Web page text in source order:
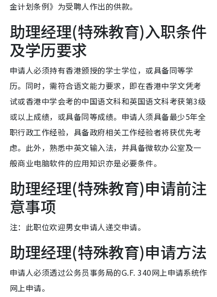
金计划条例》为受聘人作出的供款。
助理经理(特殊教育)入职条件
及学历要求
申请人必须持有香港颁授的学士学位，或具备同等学
历。同时，需符合语文能力要求，即在香港中学文凭考
试或香港中学会考的中国语文科和英国语文科考获第3级
或以上成绩，或具备同等成绩。申请人须具备最少5年全
职行政工作经验，具备政府相关工作经验者将获优先考
虑。此外，熟悉中英文输入法，并具备微软办公室及一
般商业电脑软件的应用知识亦是必要条件。
助理经理(特殊教育)申请前注
意事项
注：此职位欢迎男女申请人递交申请。
助理经理(特殊教育)申请方法
申请人必须透过公务员事务局的G.F. 340网上申请系统作
网上申请。